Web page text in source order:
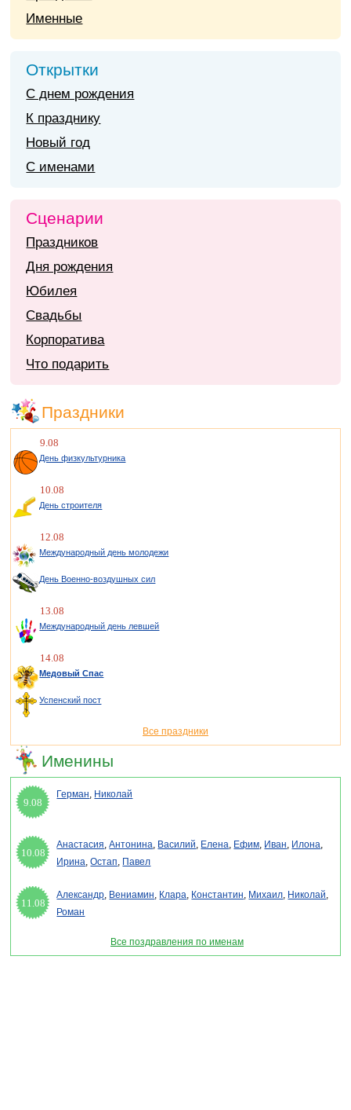
Именные
Открытки
С днем рождения
К празднику
Новый год
С именами
Сценарии
Праздников
Дня рождения
Юбилея
Свадьбы
Корпоратива
Что подарить
Праздники
9.08
День физкультурника
10.08
День строителя
12.08
Международный день молодежи
День Военно-воздушных сил
13.08
Международный день левшей
14.08
Медовый Спас
Успенский пост
Все праздники
Именины
9.08
Герман, Николай
10.08
Анастасия,Антонина, Василий, Елена, Ефим, Иван, Илона,
Ирина,Остап, Павел
11.08
Александр, Вениамин, Клара, Константин, Михаил, Николай,
Роман
Все поздравления по именам